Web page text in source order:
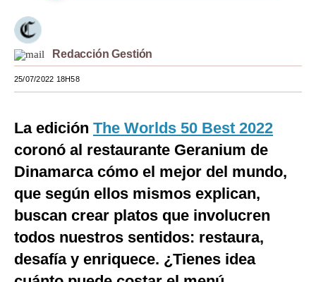
Tendencias
Lujo
Viajes
Moda
Estilos
Mundo
México
España
Redacción Gestión
25/07/2022 18H58
La edición The Worlds 50 Best 2022
coronó al restaurante Geranium de
Dinamarca cómo el mejor del mundo,
que según ellos mismos explican,
buscan crear platos que involucren
todos nuestros sentidos: restaura,
desafía y enriquece. ¿Tienes idea